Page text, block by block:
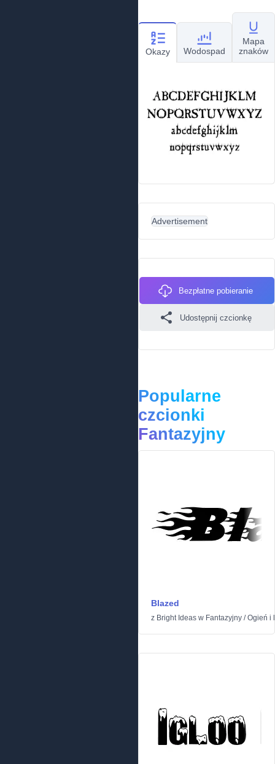
Okazy Wodospad
Mapa
znaków
Advertisement
Bezpłatne pobieranie
Udostępnij czcionkę
Popularne
czcionki
Fantazyjny
Blazed
z Bright Ideas w Fantazyjny /Ogień i